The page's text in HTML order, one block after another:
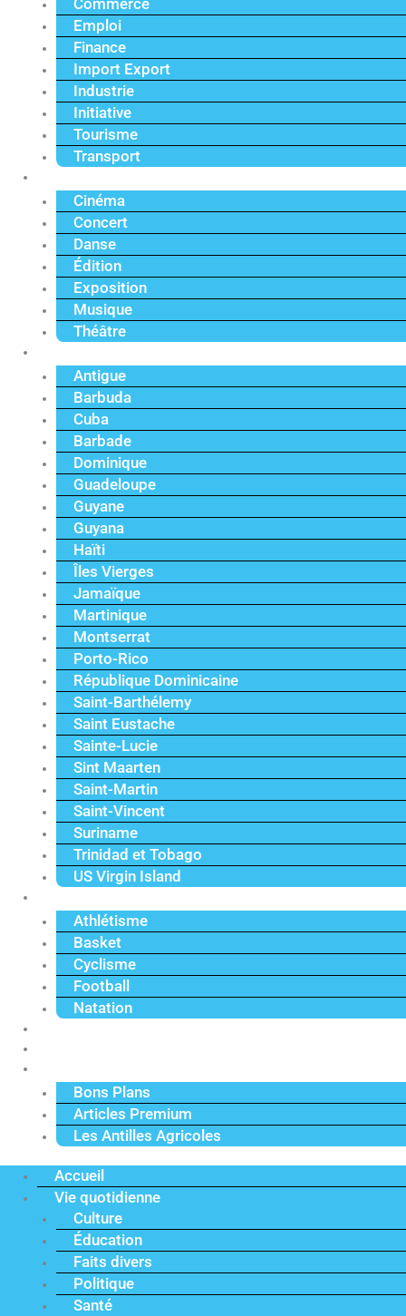
Commerce
Emploi
Finance
Import Export
Industrie
Initiative
Tourisme
Transport
Cinéma
Concert
Danse
Édition
Exposition
Musique
Théâtre
Antigue
Barbuda
Cuba
Barbade
Dominique
Guadeloupe
Guyane
Guyana
Haïti
Îles Vierges
Jamaïque
Martinique
Montserrat
Porto-Rico
République Dominicaine
Saint-Barthélemy
Saint Eustache
Sainte-Lucie
Sint Maarten
Saint-Martin
Saint-Vincent
Suriname
Trinidad et Tobago
US Virgin Island
Athlétisme
Basket
Cyclisme
Football
Natation
Bons Plans
Articles Premium
Les Antilles Agricoles
Accueil
Vie quotidienne
Culture
Éducation
Faits divers
Politique
Santé